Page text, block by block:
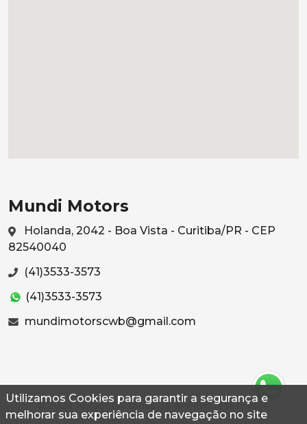
Utilizamos Cookies para garantir a segurança e
melhorar sua experiência de navegação no site
Mundi Motors
Holanda, 2042 - Boa Vista - Curitiba/PR - CEP
82540040
(41)3533-3573
(41)3533-3573
mundimotorscwb@gmail.com
© 2026 Autoconf. Todos os direitos reservados.